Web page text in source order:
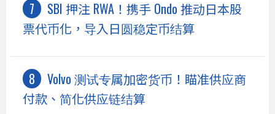
SBI 押注 RWA！携手 Ondo 推动日本股
票代币化，导入日圆稳定币结算
Volvo 测试专属加密货币！瞄准供应商
付款、简化供应链结算